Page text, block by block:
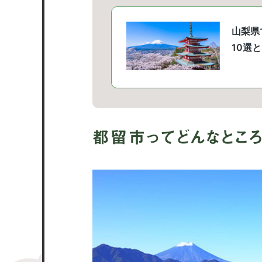
都留市ってどんなとこ